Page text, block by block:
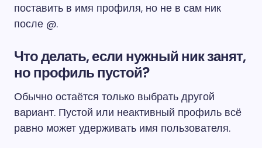
поставить в имя профиля, но не в сам ник
после @.
Что делать, если нужный ник занят,
но профиль пустой?
Обычно остаётся только выбрать другой
вариант. Пустой или неактивный профиль всё
равно может удерживать имя пользователя.